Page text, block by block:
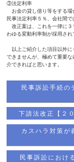
③法定利率
お金の貸し借り等をする場
民事法定利率５％、会社間
改正案は、これを一律に３
わゆる変動利率制が採用され
以上ご紹介した項目以外に
できませんが、極めて重要
介できればと思います。
民事訴訟手続の
下請法改正【２
カスハラ対策が
民事訴訟におけ